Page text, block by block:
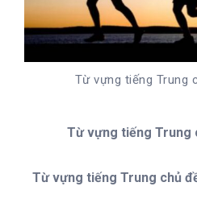
Từ vựng tiếng Trung
Từ vựng tiếng Trung
Từ vựng tiếng Trung chủ